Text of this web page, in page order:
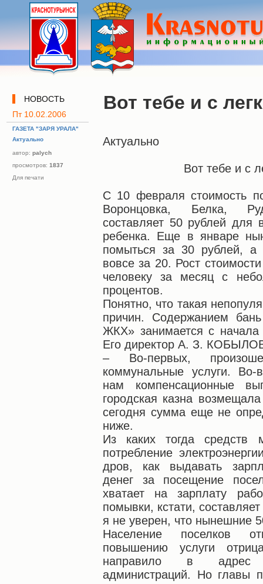
НОВОСТЬ
Пт 10.02.2006
ГАЗЕТА "ЗАРЯ УРАЛА"
Актуально
автор: palych
просмотров: 1837
Для печати
Вот тебе и с
Актуально
Вот тебе и с
С 10 февраля стоимость
Воронцовка, Белка,
составляет 50 рублей для
ребенка. Еще в январе
помыться за 30 рублей,
вовсе за 20. Рост
человеку за месяц с
процентов.
Понятно, что такая
причин. Содержанием
ЖКХ» занимается с
Его директор А. З.
– Во-первых,
коммунальные услуги. Во-
нам компенсационные
городская казна
сегодня сумма еще не
ниже.
Из каких тогда средств
потребление
дров, как выдавать
денег за посещение
хватает на зарплату
помывки, кстати,
я не уверен, что нынешние
Население поселков
повышению услуги
направило в адрес
администраций. Но главы